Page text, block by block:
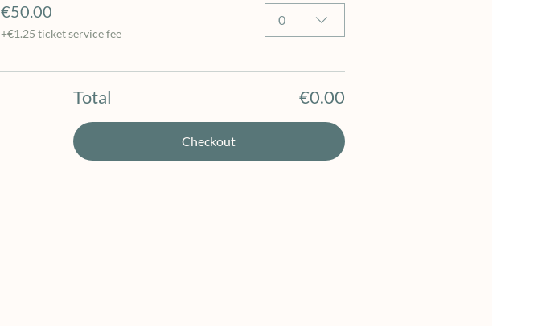
€50.00
+€1.25 ticket service fee
0
Total €0.00
Checkout